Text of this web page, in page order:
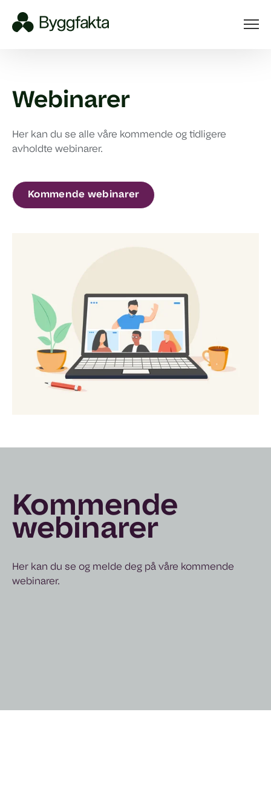
Webinarer
Her kan du se alle våre kommende og tidligere
avholdte webinarer.
Kommende webinarer
Kommende
webinarer
Her kan du se og melde deg på våre kommende
webinarer.